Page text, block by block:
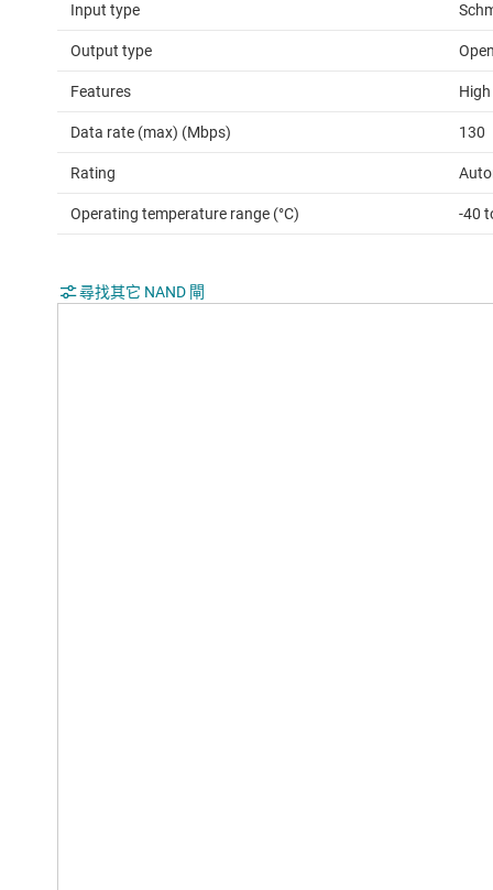
Input type
Output type
Features
Data rate (max) (Mbps) 130
Rating
Operating temperature range (°C) -40
尋找其它 NAND 閘